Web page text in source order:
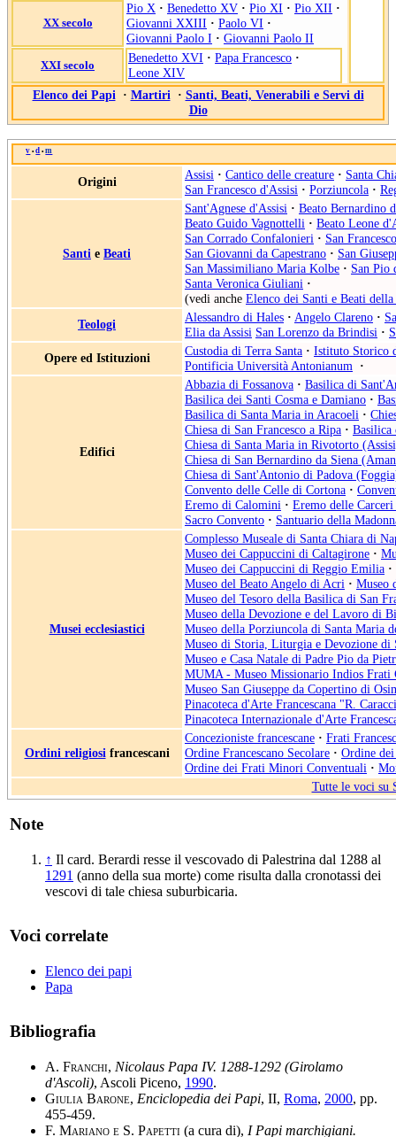
XX secolo
Pio X · Benedetto XV · Pio XI · Pio XII ·
Giovanni XXIII · Paolo VI ·
Giovanni Paolo I · Giovanni Paolo II
XXI secolo
Benedetto XVI · Papa Francesco ·
Leone XIV
Elenco dei Papi
· Martiri · Santi, Beati, Venerabili e Servi di
Dio
v • d • m
Origini Assisi · Cantico delle creature · Santa
San Francesco d'Assisi · Porziuncola ·
Santi e Beati
Sant'Agnese d'Assisi · Beato Bernardino
Beato Guido Vagnottelli · Beato Leone
San Corrado Confalonieri · San
San Giovanni da Capestrano · San
San Massimiliano Maria Kolbe · San Pio
Santa Veronica Giuliani ·
(vedi anche Elenco dei Santi e Beati
Teologi
Alessandro di Hales · Angelo Clareno ·
Elia da Assisi San Lorenzo da Brindisi ·
Opere ed Istituzioni
Custodia di Terra Santa · Istituto Storico
Pontificia Università Antonianum
·
Edifici
Abbazia di Fossanova · Basilica di
Basilica dei Santi Cosma e Damiano ·
Basilica di Santa Maria in Aracoeli ·
Chiesa di San Francesco a Ripa · Basilica
Chiesa di Santa Maria in Rivotorto
Chiesa di San Bernardino da Siena
Chiesa di Sant'Antonio di Padova
Convento delle Celle di Cortona ·
Eremo di Calomini · Eremo delle
Sacro Convento · Santuario della
Musei ecclesiastici
Complesso Museale di Santa Chiara di
Museo dei Cappuccini di Caltagirone ·
Museo dei Cappuccini di Reggio Emilia ·
Museo del Beato Angelo di Acri · Museo
Museo del Tesoro della Basilica di San
Museo della Devozione e del Lavoro di
Museo della Porziuncola di Santa Maria
Museo di Storia, Liturgia e Devozione di
Museo e Casa Natale di Padre Pio da
MUMA - Museo Missionario Indios Frati
Museo San Giuseppe da Copertino di
Pinacoteca d'Arte Francescana "R.
Pinacoteca Internazionale d'Arte
Ordini religiosi francescani
Concezioniste francescane · Frati
Ordine Francescano Secolare · Ordine
Ordine dei Frati Minori Conventuali ·
Tutte le voci su
Note
↑ Il card. Berardi resse il vescovado di Palestrina dal 1288 al
1291 (anno della sua morte) come risulta dalla cronotassi dei
vescovi di tale chiesa suburbicaria.
Voci correlate
Elenco dei papi
Papa
Bibliografia
A. Franchi, Nicolaus Papa IV. 1288-1292 (Girolamo
d'Ascoli), Ascoli Piceno, 1990.
Giulia Barone, Enciclopedia dei Papi, II, Roma, 2000, pp.
455-459.
F. Mariano e S. Papetti (a cura di), I Papi marchigiani.